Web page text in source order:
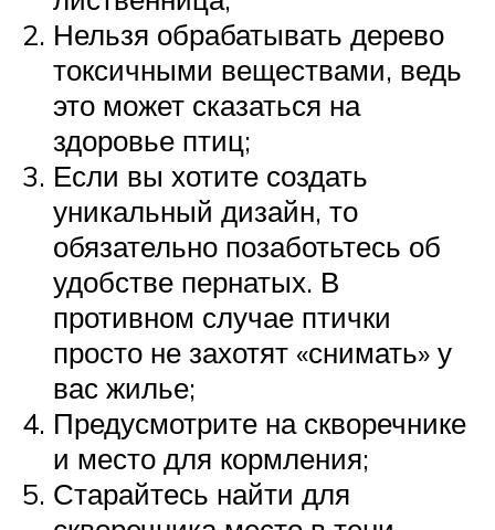
Нельзя обрабатывать дерево
токсичными веществами, ведь
это может сказаться на
здоровье птиц;
Если вы хотите создать
уникальный дизайн, то
обязательно позаботьтесь об
удобстве пернатых. В
противном случае птички
просто не захотят «снимать» у
вас жилье;
Предусмотрите на скворечнике
и место для кормления;
Старайтесь найти для